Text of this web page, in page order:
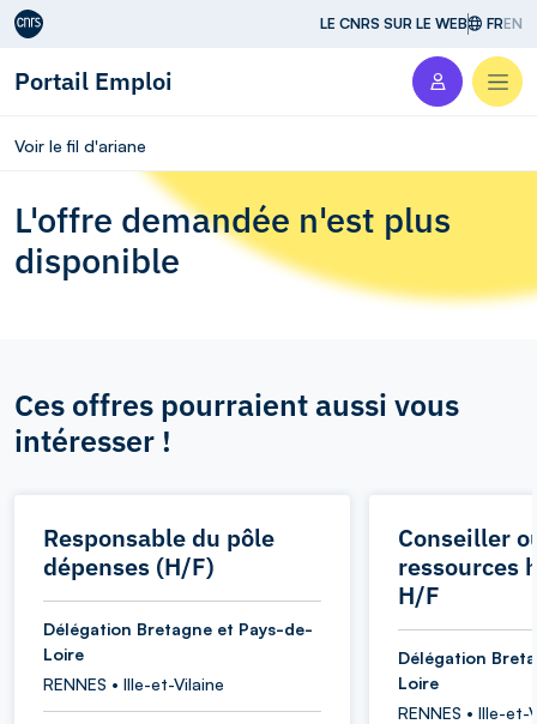
Aller au contenu LE CNRS SUR LE WEB FREN
Portail Emploi
Voir le fil d'ariane
L'offre demandée n'est plus
disponible
Ces offres pourraient aussi vous
intéresser !
Responsable du pôle
dépenses (H/F)
Délégation Bretagne et Pays-de-
Loire
RENNES • Ille-et-Vilaine
Conseiller
ressources
H/F
Délégation
Loire
RENNES • Ille-et-